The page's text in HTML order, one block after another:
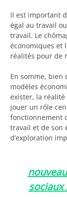
Il est important
égal au travail
travail. Le
économiques et
réalités pour de
En somme, bien
modèles
exister, la
jouer un rôle
fonctionnement
travail et de son
d’exploration
sociaux